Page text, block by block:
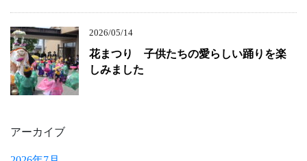
2026/05/14
花まつり 子供たちの愛らしい踊りを楽
しみました
アーカイブ